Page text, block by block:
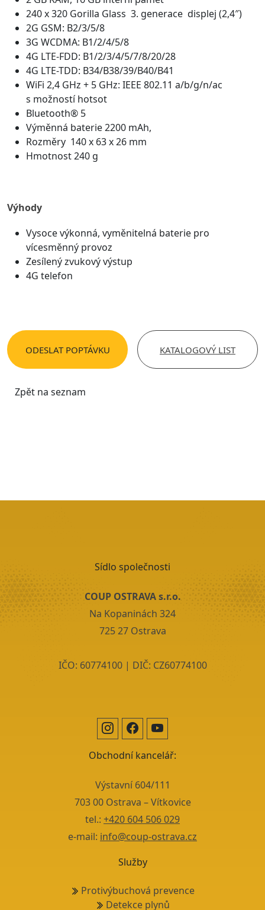
240 x 320 Gorilla Glass 3. generace displej (2,4″)
2G GSM: B2/3/5/8
3G WCDMA: B1/2/4/5/8
4G LTE-FDD: B1/2/3/4/5/7/8/20/28
4G LTE-TDD: B34/B38/39/B40/B41
WiFi 2,4 GHz + 5 GHz: IEEE 802.11 a/b/g/n/ac
s možností hotsot
Bluetooth® 5
Výměnná baterie 2200 mAh,
Rozměry 140 x 63 x 26 mm
Hmotnost 240 g
Výhody
Vysoce výkonná, vyměnitelná baterie pro
vícesměnný provoz
Zesílený zvukový výstup
4G telefon
ODESLAT POPTÁVKU KATALOGOVÝ LIST
Sídlo společnosti
COUP OSTRAVA s.r.o.
Na Kopaninách 324
725 27 Ostrava
IČO: 60774100 | DIČ: CZ60774100
Obchodní kancelář:
Výstavní 604/111
703 00 Ostrava – Vítkovice
tel.: +420 604 506 029
e-mail: info@coup-ostrava.cz
Služby
Protivýbuchová prevence
Detekce plynů